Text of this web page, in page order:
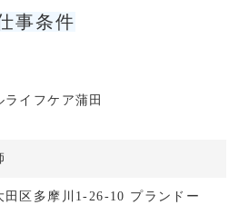
事条件
ライフケア蒲田
田区多摩川1-26-10 プランドー